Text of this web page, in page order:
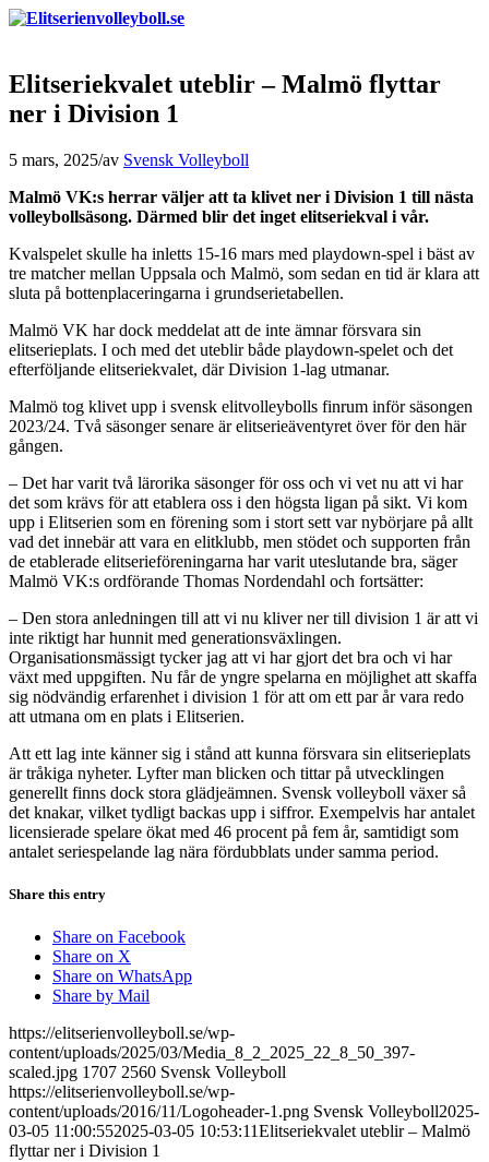
Elitseriekvalet uteblir – Malmö flyttar
ner i Division 1
5 mars, 2025/av Svensk Volleyboll
Malmö VK:s herrar väljer att ta klivet ner i Division 1 till nästa
volleybollsäsong. Därmed blir det inget elitseriekval i vår.
Kvalspelet skulle ha inletts 15-16 mars med playdown-spel i bäst av
tre matcher mellan Uppsala och Malmö, som sedan en tid är klara att
sluta på bottenplaceringarna i grundserietabellen.
Malmö VK har dock meddelat att de inte ämnar försvara sin
elitserieplats. I och med det uteblir både playdown-spelet och det
efterföljande elitseriekvalet, där Division 1-lag utmanar.
Malmö tog klivet upp i svensk elitvolleybolls finrum inför säsongen
2023/24. Två säsonger senare är elitserieäventyret över för den här
gången.
– Det har varit två lärorika säsonger för oss och vi vet nu att vi har
det som krävs för att etablera oss i den högsta ligan på sikt. Vi kom
upp i Elitserien som en förening som i stort sett var nybörjare på allt
vad det innebär att vara en elitklubb, men stödet och supporten från
de etablerade elitserieföreningarna har varit uteslutande bra, säger
Malmö VK:s ordförande Thomas Nordendahl och fortsätter:
– Den stora anledningen till att vi nu kliver ner till division 1 är att vi
inte riktigt har hunnit med generationsväxlingen.
Organisationsmässigt tycker jag att vi har gjort det bra och vi har
växt med uppgiften. Nu får de yngre spelarna en möjlighet att skaffa
sig nödvändig erfarenhet i division 1 för att om ett par år vara redo
att utmana om en plats i Elitserien.
Att ett lag inte känner sig i stånd att kunna försvara sin elitserieplats
är tråkiga nyheter. Lyfter man blicken och tittar på utvecklingen
generellt finns dock stora glädjeämnen. Svensk volleyboll växer så
det knakar, vilket tydligt backas upp i siffror. Exempelvis har antalet
licensierade spelare ökat med 46 procent på fem år, samtidigt som
antalet seriespelande lag nära fördubblats under samma period.
Share this entry
Share on Facebook
Share on X
Share on WhatsApp
Share by Mail
https://elitserienvolleyboll.se/wp-
content/uploads/2025/03/Media_8_2_2025_22_8_50_397-
scaled.jpg 1707 2560 Svensk Volleyboll
https://elitserienvolleyboll.se/wp-
content/uploads/2016/11/Logoheader-1.png Svensk Volleyboll2025-
03-05 11:00:552025-03-05 10:53:11Elitseriekvalet uteblir – Malmö
flyttar ner i Division 1